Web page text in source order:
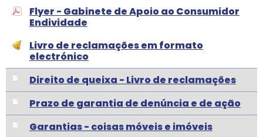
Flyer - Gabinete de Apoio ao Consumidor
Endividade
Livro de reclamações em formato
electrónico
Direito de queixa - Livro de reclamações
Prazo de garantia de denúncia e de ação
Garantias - coisas móveis e imóveis